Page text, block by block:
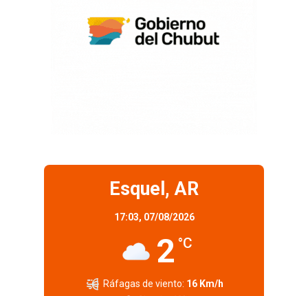
Esquel, AR
17:03, 07/08/2026
2 °C
Ráfagas de viento: 16 Km/h